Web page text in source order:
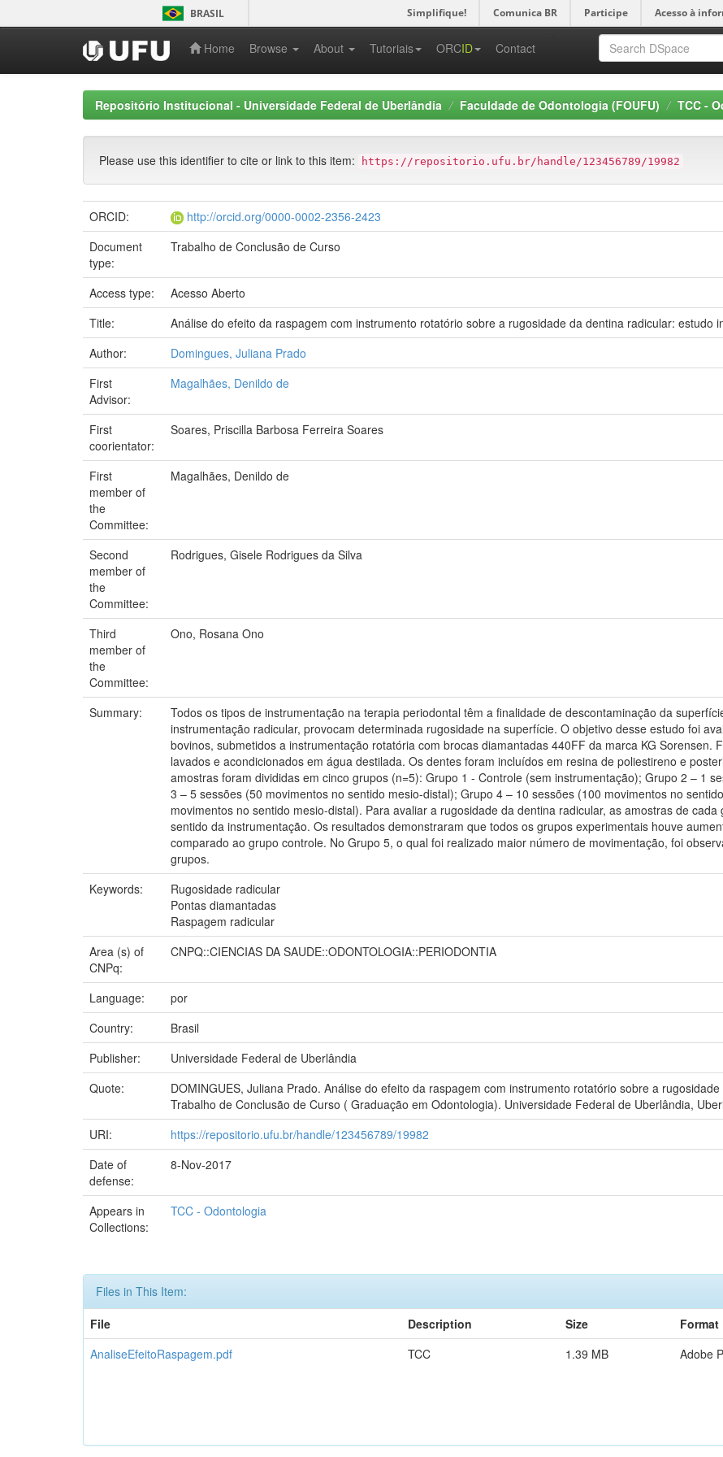
navigation
BRASIL Simplifique! Comunica BR Participe Acesso à
Home Browse About Tutoriais ORCID Contact
Repositório Institucional - Universidade Federal de Uberlândia Faculdade de Odontologia (FOUFU) TCC -
Please use this identifier to cite or link to this item: https://repositorio.ufu.br/handle/123456789/19982
ORCID:
http://orcid.org/0000-0002-2356-2423
Document
type:
Trabalho de Conclusão de Curso
Access type:
Acesso Aberto
Title:
Análise do efeito da raspagem com instrumento rotatório sobre a rugosidade da dentina radicular: estudo
Author:
Domingues, Juliana Prado
First
Advisor:
Magalhães, Denildo de
First
coorientator:
Soares, Priscilla Barbosa Ferreira Soares
First
member of
the
Committee:
Magalhães, Denildo de
Second
member of
the
Committee:
Rodrigues, Gisele Rodrigues da Silva
Third
member of
the
Committee:
Ono, Rosana Ono
Summary:
Todos os tipos de instrumentação na terapia periodontal têm a finalidade de descontaminação da
instrumentação radicular, provocam determinada rugosidade na superfície. O objetivo desse estudo foi
bovinos, submetidos a instrumentação rotatória com brocas diamantadas 440FF da marca KG Sorensen.
lavados e acondicionados em água destilada. Os dentes foram incluídos em resina de poliestireno e
amostras foram divididas em cinco grupos (n=5): Grupo 1 - Controle (sem instrumentação); Grupo 2 – 1
3 – 5 sessões (50 movimentos no sentido mesio-distal); Grupo 4 – 10 sessões (100 movimentos no
movimentos no sentido mesio-distal). Para avaliar a rugosidade da dentina radicular, as amostras de
sentido da instrumentação. Os resultados demonstraram que todos os grupos experimentais houve
comparado ao grupo controle. No Grupo 5, o qual foi realizado maior número de movimentação, foi
grupos.
Keywords:
Rugosidade radicular
Pontas diamantadas
Raspagem radicular
Area (s) of
CNPq:
CNPQ::CIENCIAS DA SAUDE::ODONTOLOGIA::PERIODONTIA
Language:
por
Country:
Brasil
Publisher:
Universidade Federal de Uberlândia
Quote:
DOMINGUES, Juliana Prado. Análise do efeito da raspagem com instrumento rotatório sobre a
Trabalho de Conclusão de Curso ( Graduação em Odontologia). Universidade Federal de Uberlândia,
URI:
https://repositorio.ufu.br/handle/123456789/19982
Date of
defense:
8-Nov-2017
Appears in
Collections:
TCC - Odontologia
Files in This Item:
File
Description Size
Format
AnaliseEfeitoRaspagem.pdf
TCC 1.39 MB Adobe